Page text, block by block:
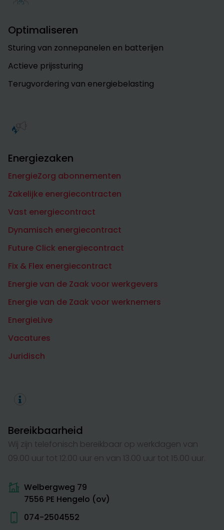
Optimaliseren
Sturing van zonnepanelen en batterijen
Actieve prijssturing
Terugvordering van energiebelasting
Energiezaken
EnergieZorg abonnementen
Zakelijke energiecontracten
Vast energiecontract
Dynamisch energiecontract
Future Click energiecontract
Fix & Flex energiecontract
Energie van de Zaak voor werkgevers
Energie van de Zaak voor werknemers
EnergieLive
Vacatures
Juridisch
Bereikbaarheid
Wij zijn telefonisch bereikbaar op werkdagen van
09.00 uur tot 12.00 uur en van 13.00 uur tot 15.00 uur.
Welbergweg 79
7556 PE Hengelo (ov)
074-2504552